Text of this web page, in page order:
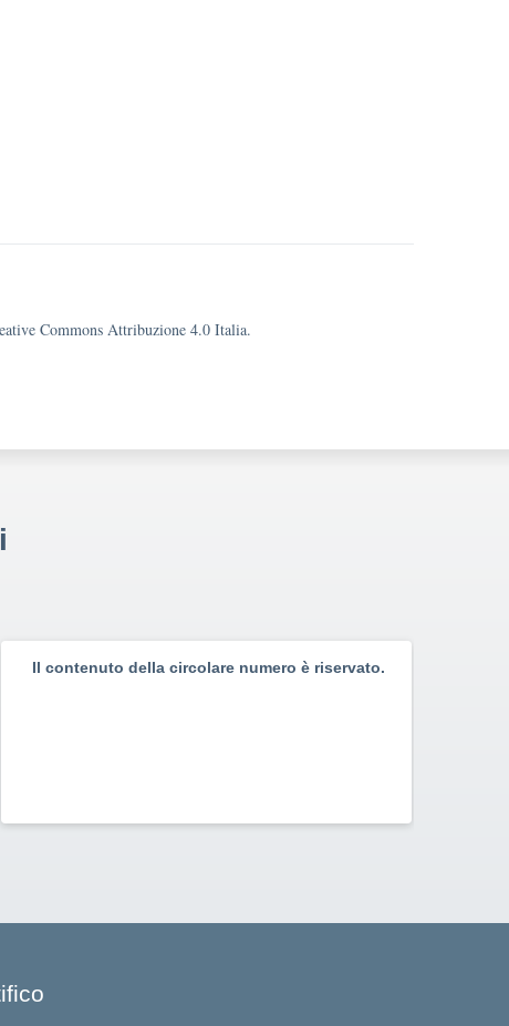
Commons Attribuzione 4.0 Italia.
Il contenuto della circolare numero è riservato.